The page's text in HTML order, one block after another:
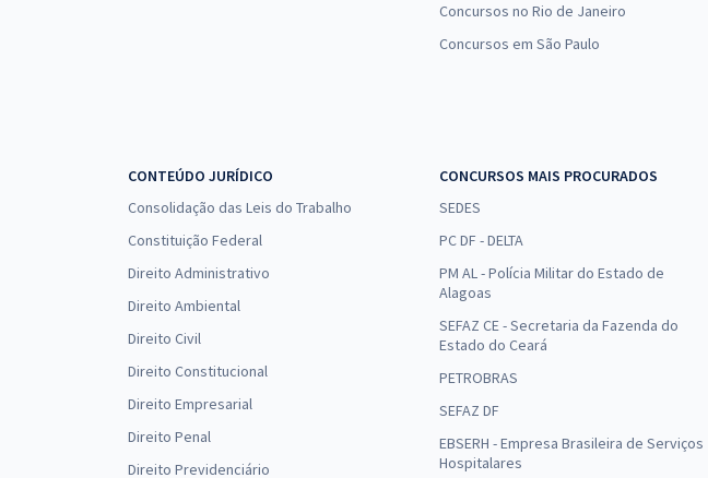
Concursos no Rio de Janeiro
Concursos em São Paulo
CONTEÚDO JURÍDICO
Consolidação das Leis do Trabalho
Constituição Federal
Direito Administrativo
Direito Ambiental
Direito Civil
Direito Constitucional
Direito Empresarial
Direito Penal
Direito Previdenciário
CONCURSOS MAIS PROCURADOS
SEDES
PC DF - DELTA
PM AL - Polícia Militar do Estado de
Alagoas
SEFAZ CE - Secretaria da Fazenda do
Estado do Ceará
PETROBRAS
SEFAZ DF
EBSERH - Empresa Brasileira de Serviços
Hospitalares